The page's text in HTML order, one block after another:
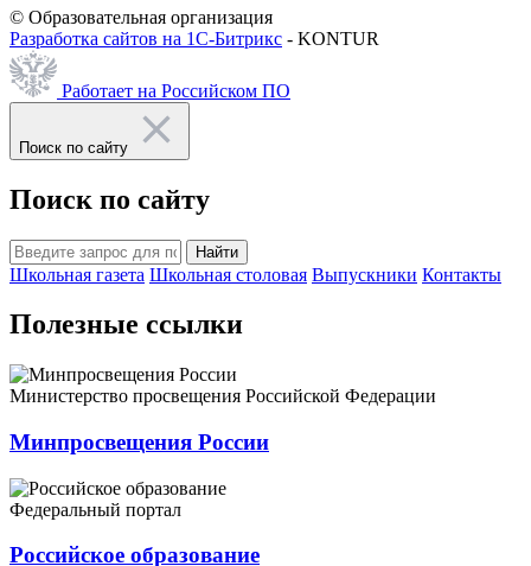
© Образовательная организация
Разработка сайтов на 1С-Битрикс - KONTUR
Работает на Российском ПО
Поиск по сайту
Поиск по сайту
Найти
Школьная газета Школьная столовая Выпускники Контакты
Полезные ссылки
Министерство просвещения Российской Федерации
Минпросвещения России
Федеральный портал
Российское образование